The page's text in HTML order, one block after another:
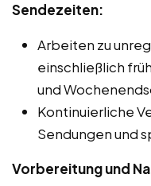
Sendezeiten:
Arbeiten zu
einschließlich
und
Kontinuierliche
Sendungen und
Vorbereitung und